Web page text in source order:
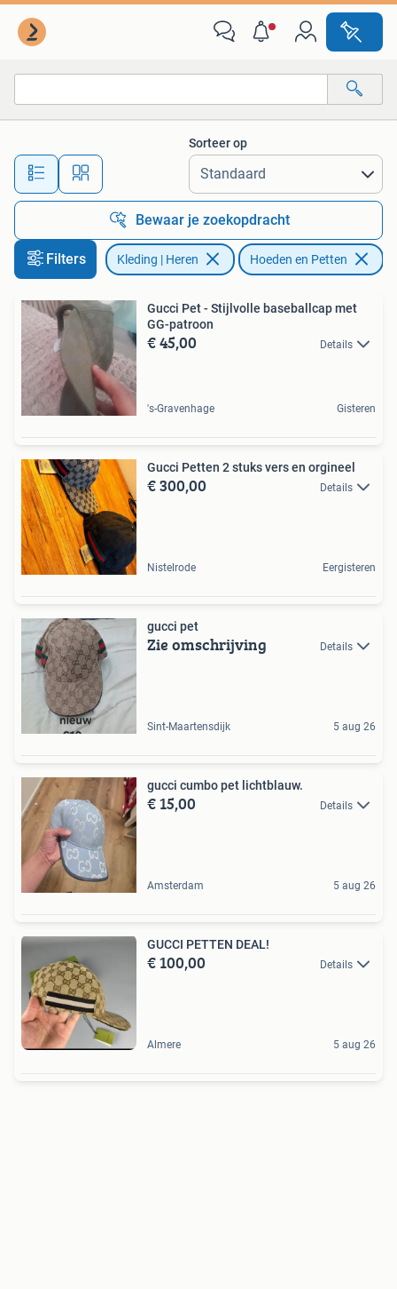
Alle afstanden…
Sorteer op
Bewaar je zoekopdracht
Filters Kleding | Heren Hoeden en Petten
Gucci Pet - Stijlvolle baseballcap met
GG-patroon
€ 45,00 Details
's-Gravenhage Gisteren
Gucci Petten 2 stuks vers en orgineel
€ 300,00 Details
Nistelrode Eergisteren
gucci pet
Zie omschrijving Details
Sint-Maartensdijk 5 aug 26
gucci cumbo pet lichtblauw.
€ 15,00 Details
Amsterdam 5 aug 26
GUCCI PETTEN DEAL!
€ 100,00 Details
Almere 5 aug 26